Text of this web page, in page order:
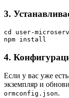
3.
cd user-
npm install
4.
Если у вас уже
экземпляр и
ormconfig.json.